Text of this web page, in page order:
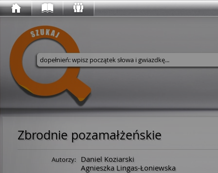
Wyszukaj w serwisie
Zbrodnie pozamałżeńskie
Autorzy:
Daniel Koziarski
Agnieszka Lingas-Łoniewska